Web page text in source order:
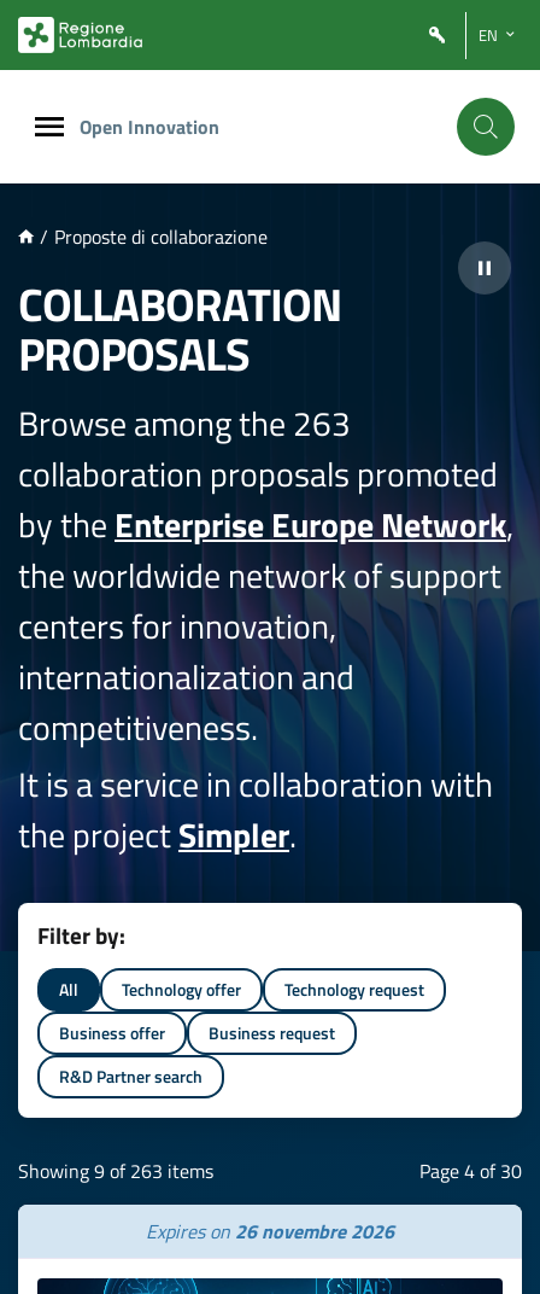
PRINCIPALE
EN
Open Innovation
/ Proposte di collaborazione
COLLABORATION
PROPOSALS
Browse among the 263
collaboration proposals promoted
by the Enterprise Europe Network,
the worldwide network of support
centers for innovation,
internationalization and
competitiveness.
It is a service in collaboration with
the projectSimpler.
Filter by:
All Technology offer
Technology request
Business offer
Business request
R&D Partner search
Showing 9 of 263 items Page 4 of 30
Expires on 26 novembre 2026